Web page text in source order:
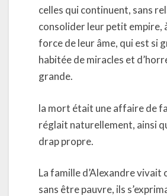
celles qui continuent, sans
consolider leur petit empire,
force de leur âme, qui est si
habitée de miracles et
grande.
la mort était une affaire de
réglait naturellement, ainsi
drap propre.
La famille d’Alexandre vivait
sans être pauvre, ils